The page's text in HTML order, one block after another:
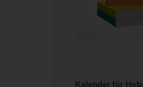
Kalender für